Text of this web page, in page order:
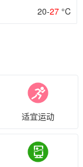
20-27 °C
适宜运动